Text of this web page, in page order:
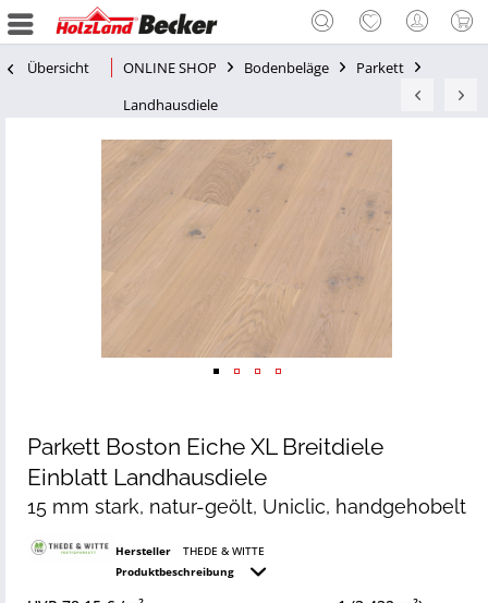
Übersicht ONLINE SHOP Bodenbeläge
Parkett
Landhausdiele
Parkett Boston Eiche XL Breitdiele
Einblatt Landhausdiele
15 mm stark, natur-geölt, Uniclic, handgehobelt
Hersteller
THEDE & WITTE
Produktbeschreibung